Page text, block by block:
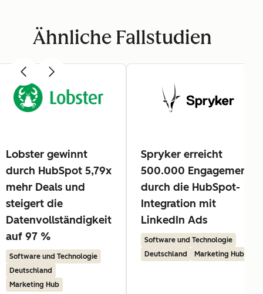
Ähnliche Fallstudien
Lobster gewinnt
durch HubSpot 5,79x
mehr Deals und
steigert die
Datenvollständigkeit
auf 97 %
Software und Technologie
Deutschland
Marketing Hub
Spryker erreicht
500.000 Engagements
durch die HubSpot-
Integration mit
LinkedIn Ads
Software und Technologie
Deutschland
Marketing Hub